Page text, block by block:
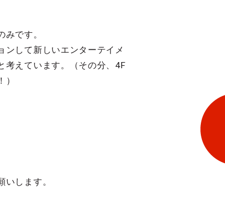
です。
ンして新しいエンターテイメ
考えています。（その分、4F
します。